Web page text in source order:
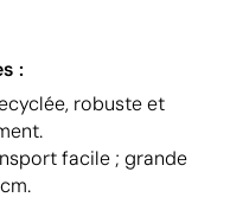
:
robuste et
facile ; grande